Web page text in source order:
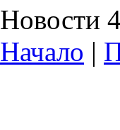
Новости
Начало |